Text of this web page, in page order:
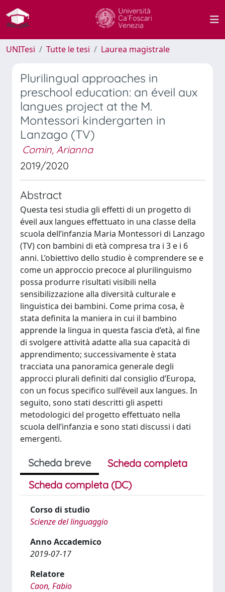
UNITesi Tutte le tesi Laurea magistrale
Plurilingual approaches in
preschool education: an éveil aux
langues project at the M.
Montessori kindergarten in
Lanzago (TV)
Comin, Arianna
2019/2020
Abstract
Questa tesi studia gli effetti di un progetto di
éveil aux langues effettuato in una classe della
scuola dell’infanzia Maria Montessori di Lanzago
(TV) con bambini di età compresa tra i 3 e i 6
anni. L’obiettivo dello studio è comprendere se e
come un approccio precoce al plurilinguismo
possa produrre risultati visibili nella
sensibilizzazione alla diversità culturale e
linguistica dei bambini. Come prima cosa, è
stata definita la maniera in cui il bambino
apprende la lingua in questa fascia d’età, al fine
di svolgere attività adatte alla sua capacità di
apprendimento; successivamente è stata
tracciata una panoramica generale degli
approcci plurali definiti dal consiglio d’Europa,
con un focus specifico sull’éveil aux langues. In
seguito, sono stati descritti gli aspetti
metodologici del progetto effettuato nella
scuola dell’infanzia e sono stati discussi i dati
emergenti.
Scheda breve
Scheda completa
Scheda completa (DC)
Corso di studio
Scienze del linguaggio
Anno Accademico
2019-07-17
Relatore
Caon, Fabio